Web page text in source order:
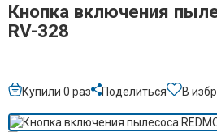
Кнопка включения
RV-328
Купили 0 раз Поделиться В